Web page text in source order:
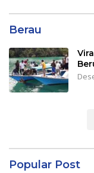
Berau
Popular Post